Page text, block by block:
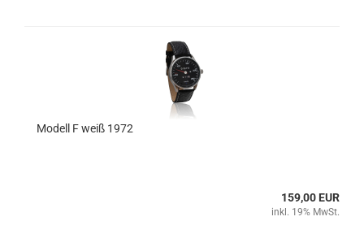
Modell F weiß 1972
159,00 EUR
inkl. 19% MwSt.